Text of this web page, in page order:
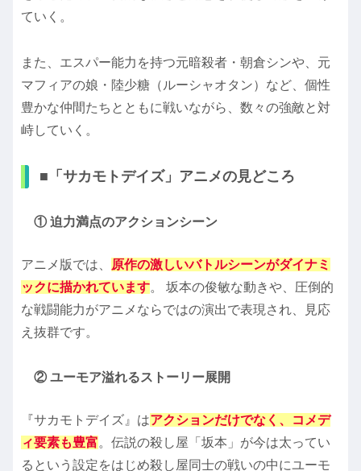
ていく。
また、エスパー能力を持つ元暗殺者・朝倉シンや、元
マフィアの娘・陸少糖（ルーシャオタン）など、個性
豊かな仲間たちとともに戦いながら、数々の強敵と対
峙していく。
■「サカモトデイズ」アニメの見どころ
① 迫力満点のアクションシーン
アニメ版では、
原作の激しいバトルシーンがダイナミ
ックに描かれています。 坂本の俊敏な動きや、圧倒的
な戦闘能力がアニメならではの演出で表現され、見応
え抜群です。
② ユーモア溢れるストーリー展開
『サカモトデイズ』はアクションだけでなく、コメデ
ィ要素も豊富。伝説の殺し屋「坂本」が今は太ってい
るという設定をはじめ殺し屋同士の戦いの中にユーモ